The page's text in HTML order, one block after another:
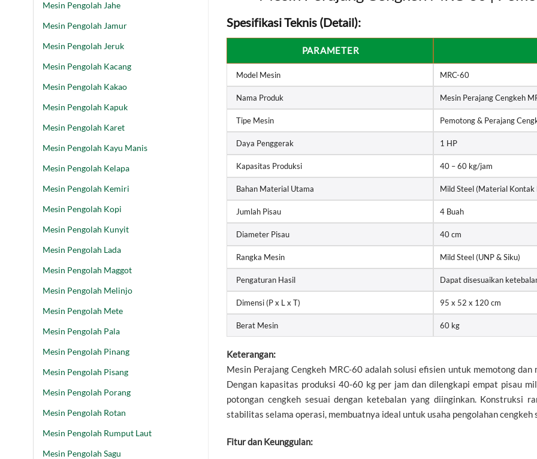
Mesin Pengolah Jahe
Mesin Pengolah Jamur
Mesin Pengolah Jeruk
Mesin Pengolah Kacang
Mesin Pengolah Kakao
Mesin Pengolah Kapuk
Mesin Pengolah Karet
Mesin Pengolah Kayu Manis
Mesin Pengolah Kelapa
Mesin Pengolah Kemiri
Mesin Pengolah Kopi
Mesin Pengolah Kunyit
Mesin Pengolah Lada
Mesin Pengolah Maggot
Mesin Pengolah Melinjo
Mesin Pengolah Mete
Mesin Pengolah Pala
Mesin Pengolah Pinang
Mesin Pengolah Pisang
Mesin Pengolah Porang
Mesin Pengolah Rotan
Mesin Pengolah Rumput Laut
Mesin Pengolah Sagu
Spesifikasi Teknis (Detail):
PARAMETER
Model Mesin MRC-60
Nama Produk Mesin Perajang Cengkeh
Tipe Mesin Pemotong & Perajang
Daya Penggerak 1 HP
Kapasitas Produksi 40 – 60 kg/jam
Bahan Material Utama Mild Steel (Material Kontak
Jumlah Pisau 4 Buah
Diameter Pisau 40 cm
Rangka Mesin Mild Steel (UNP & Siku)
Pengaturan Hasil Dapat disesuaikan
Dimensi (P x L x T) 95 x 52 x 120 cm
Berat Mesin 60 kg
Keterangan:
Mesin Perajang Cengkeh MRC-60 adalah solusi efisien untuk memotong
Dengan kapasitas produksi 40-60 kg per jam dan dilengkapi empat pisau
potongan cengkeh sesuai dengan ketebalan yang diinginkan. Konstruksi
stabilitas selama operasi, membuatnya ideal untuk usaha pengolahan cengkeh
Fitur dan Keunggulan: